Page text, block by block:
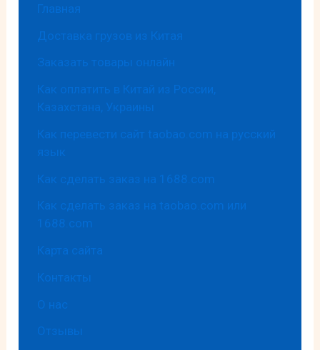
Главная
Доставка грузов из Китая
Заказать товары онлайн
Как оплатить в Китай из России,
Казахстана, Украины
Как перевести сайт taobao.com на русский
язык
Как сделать заказ на 1688.com
Как сделать заказ на taobao.com или
1688.com
Карта сайта
Контакты
О нас
Отзывы